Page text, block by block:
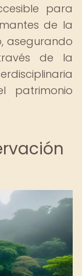
para
de la
asegurando
de la
patrimonio